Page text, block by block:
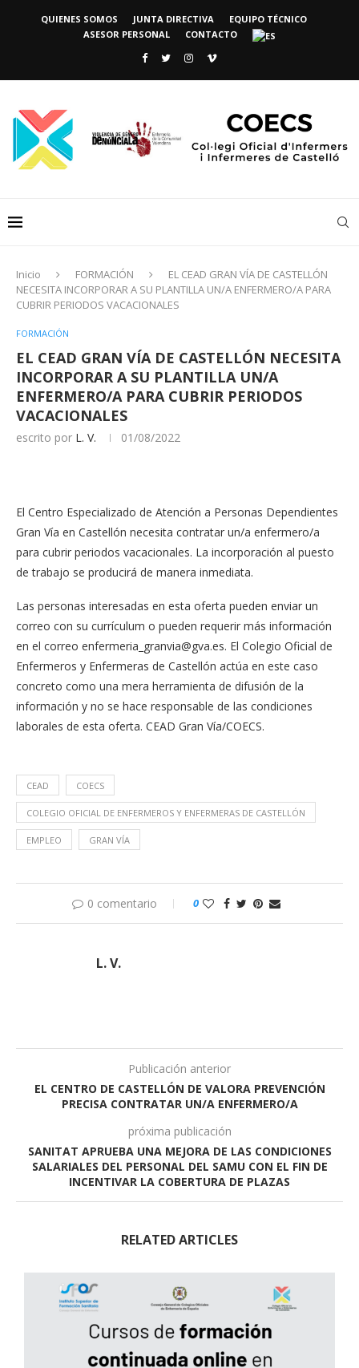
QUIENES SOMOS JUNTA DIRECTIVA
EQUIPO TÉCNICO
ASESOR PERSONAL
CONTACTO
Inicio FORMACIÓN
EL CEAD GRAN VÍA DE CASTELLÓN
NECESITA INCORPORAR A SU PLANTILLA UN/A ENFERMERO/A PARA
CUBRIR PERIODOS VACACIONALES
FORMACIÓN
EL CEAD GRAN VÍA DE CASTELLÓN NECESITA
INCORPORAR A SU PLANTILLA UN/A
ENFERMERO/A PARA CUBRIR PERIODOS
VACACIONALES
escrito por L. V. 01/08/2022
El Centro Especializado de Atención a Personas Dependientes
Gran Vía en Castellón necesita contratar un/a enfermero/a
para cubrir periodos vacacionales. La incorporación al puesto
de trabajo se producirá de manera inmediata.
Las personas interesadas en esta oferta pueden enviar un
correo con su currículum o pueden requerir más información
en el correo enfermeria_granvia@gva.es. El Colegio Oficial de
Enfermeros y Enfermeras de Castellón actúa en este caso
concreto como una mera herramienta de difusión de la
información y no se hace responsable de las condiciones
laborales de esta oferta. CEAD Gran Vía/COECS.
CEAD COECS
COLEGIO OFICIAL DE ENFERMEROS Y ENFERMERAS DE CASTELLÓN
EMPLEO GRAN VÍA
0 comentario 0
L. V.
Publicación anterior
EL CENTRO DE CASTELLÓN DE VALORA PREVENCIÓN
PRECISA CONTRATAR UN/A ENFERMERO/A
próxima publicación
SANITAT APRUEBA UNA MEJORA DE LAS CONDICIONES
SALARIALES DEL PERSONAL DEL SAMU CON EL FIN DE
INCENTIVAR LA COBERTURA DE PLAZAS
RELATED ARTICLES